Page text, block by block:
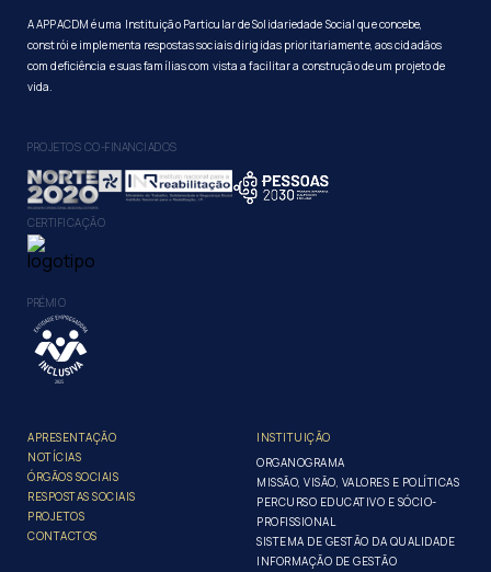
A APPACDM é uma Instituição Particular de Solidariedade Social que concebe,
constrói e implementa respostas sociais dirigidas prioritariamente, aos cidadãos
com deficiência e suas famílias com vista a facilitar a construção de um projeto de
vida.
PROJETOS CO-FINANCIADOS
CERTIFICAÇÃO
PRÉMIO
APRESENTAÇÃO
NOTÍCIAS
ÓRGÃOS SOCIAIS
RESPOSTAS SOCIAIS
PROJETOS
CONTACTOS
INSTITUIÇÃO
ORGANOGRAMA
MISSÃO, VISÃO, VALORES E POLÍTICAS
PERCURSO EDUCATIVO E SÓCIO-
PROFISSIONAL
SISTEMA DE GESTÃO DA QUALIDADE
INFORMAÇÃO DE GESTÃO